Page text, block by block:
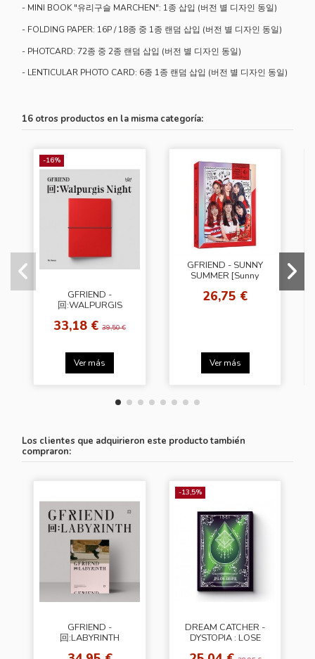
- MINI BOOK "유리구슬 MARCHEN": 1종 삽입 (버전 별 디자인 동일)
- FOLDING PAPER: 16P / 18종 중 1종 랜덤 삽입 (버전 별 디자인 동일)
- PHOTCARD: 72종 중 2종 랜덤 삽입 (버전 별 디자인 동일)
- LENTICULAR PHOTO CARD: 6종 1종 랜덤 삽입 (버전 별 디자인 동일)
16 otros productos en la misma categoría:
-16%
GFRIEND -
回:WALPURGIS
Ver.]
33,18 €39,50 €
Ver más
GFRIEND - SUNNY
SUMMER [Sunny
26,75 €
Ver más
Los clientes que adquirieron este producto también
compraron:
GFRIEND -
回:LABYRINTH
-13,5%
DREAM CATCHER -
DYSTOPIA : LOSE